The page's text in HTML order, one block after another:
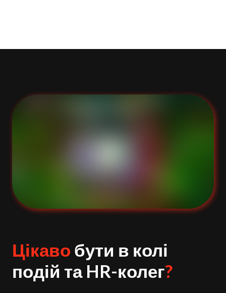
Цікаво бути в колі
подій та HR-колег?